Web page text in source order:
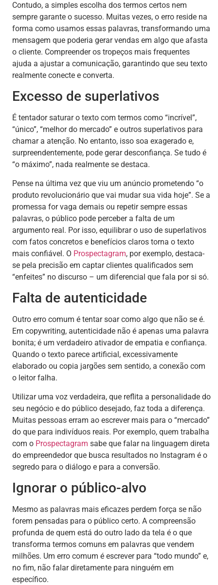
Contudo, a simples escolha dos termos certos nem
sempre garante o sucesso. Muitas vezes, o erro reside na
forma como usamos essas palavras, transformando uma
mensagem que poderia gerar vendas em algo que afasta
o cliente. Compreender os tropeços mais frequentes
ajuda a ajustar a comunicação, garantindo que seu texto
realmente conecte e converta.
Excesso de superlativos
É tentador saturar o texto com termos como “incrível”,
“único”, “melhor do mercado” e outros superlativos para
chamar a atenção. No entanto, isso soa exagerado e,
surpreendentemente, pode gerar desconfiança. Se tudo é
“o máximo”, nada realmente se destaca.
Pense na última vez que viu um anúncio prometendo “o
produto revolucionário que vai mudar sua vida hoje”. Se a
promessa for vaga demais ou repetir sempre essas
palavras, o público pode perceber a falta de um
argumento real. Por isso, equilibrar o uso de superlativos
com fatos concretos e benefícios claros torna o texto
mais confiável. O Prospectagram, por exemplo, destaca-
se pela precisão em captar clientes qualificados sem
“enfeites” no discurso – um diferencial que fala por si só.
Falta de autenticidade
Outro erro comum é tentar soar como algo que não se é.
Em copywriting, autenticidade não é apenas uma palavra
bonita; é um verdadeiro ativador de empatia e confiança.
Quando o texto parece artificial, excessivamente
elaborado ou copia jargões sem sentido, a conexão com
o leitor falha.
Utilizar uma voz verdadeira, que reflita a personalidade do
seu negócio e do público desejado, faz toda a diferença.
Muitas pessoas erram ao escrever mais para o “mercado”
do que para indivíduos reais. Por exemplo, quem trabalha
com o Prospectagram sabe que falar na linguagem direta
do empreendedor que busca resultados no Instagram é o
segredo para o diálogo e para a conversão.
Ignorar o público-alvo
Mesmo as palavras mais eficazes perdem força se não
forem pensadas para o público certo. A compreensão
profunda de quem está do outro lado da tela é o que
transforma termos comuns em palavras que vendem
milhões. Um erro comum é escrever para “todo mundo” e,
no fim, não falar diretamente para ninguém em
específico.